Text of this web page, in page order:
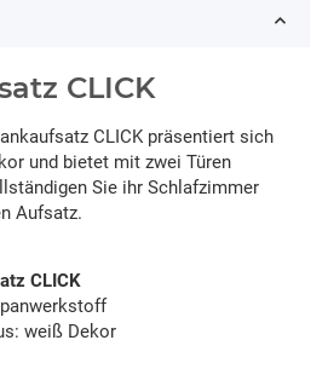
CLICK
CLICK präsentiert sich
und bietet mit zwei Türen
Sie ihr Schlafzimmer
Aufsatz.
CLICK
weiß Dekor